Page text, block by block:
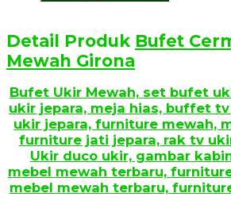
Detail Produk Bufet
Mewah Girona
Bufet Ukir Mewah, set bufet
ukir jepara, meja hias, buffet
ukir jepara, furniture mewah,
furniture jati jepara, rak tv
Ukir duco ukir, gambar
mebel mewah terbaru,
mebel mewah terbaru,